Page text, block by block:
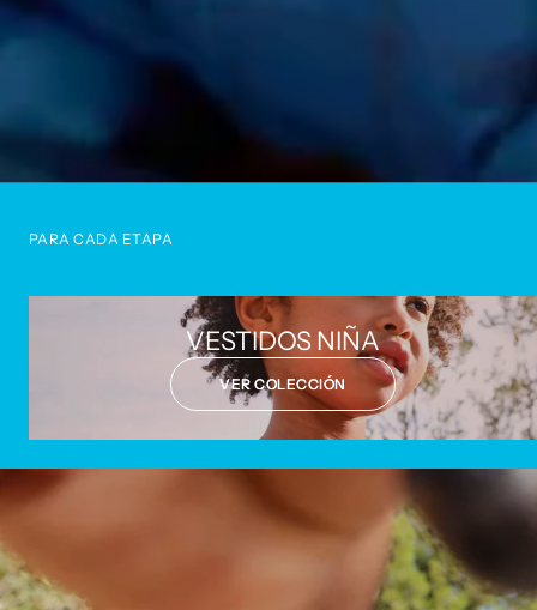
PARA CADA ETAPA
VESTIDOS NIÑA
VER COLECCIÓN